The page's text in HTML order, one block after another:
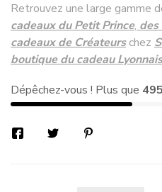
Retrouvez une large gamme
cadeaux du Petit Prince, des
cadeaux de Créateurschez
boutique du cadeau
Dépêchez-vous ! Plus que 495